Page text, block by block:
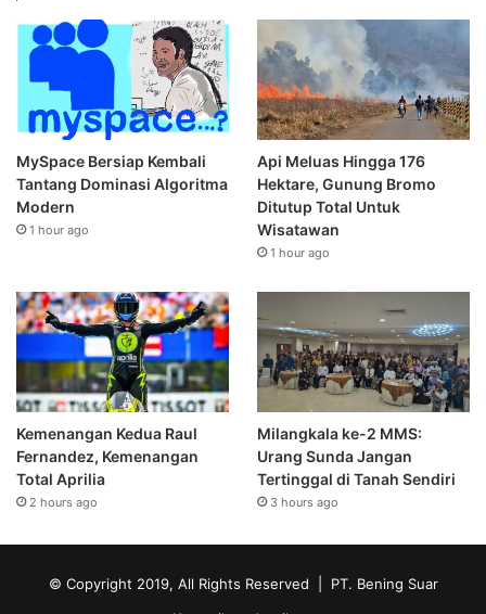
MySpace Bersiap Kembali
Tantang Dominasi Algoritma
Modern
1 hour ago
Api Meluas Hingga 176
Hektare, Gunung Bromo
Ditutup Total Untuk
Wisatawan
1 hour ago
Kemenangan Kedua Raul
Fernandez, Kemenangan
Total Aprilia
2 hours ago
Milangkala ke-2 MMS:
Urang Sunda Jangan
Tertinggal di Tanah Sendiri
3 hours ago
© Copyright 2019, All Rights Reserved | PT. Bening Suar